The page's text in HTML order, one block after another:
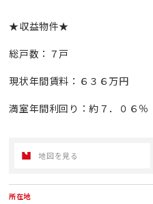
★収益物件★
総戸数：７戸
現状年間賃料：６３６万円
満室年間利回り：約７．０６％
地図を見る
所在地